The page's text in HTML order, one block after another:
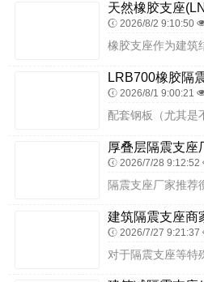
2026/8/2 9:10:50
2026/8/1 9:00:21
2026/7/28 9:12:52
2026/7/27 9:21:37